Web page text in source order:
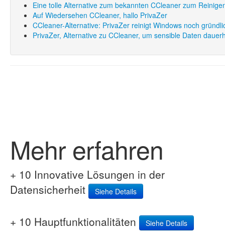
Eine tolle Alternative zum bekannten CCleaner zum
Auf Wiedersehen CCleaner, hallo PrivaZer
CCleaner-Alternative: PrivaZer reinigt Windows noch
PrivaZer, Alternative zu CCleaner, um sensible Daten
Mehr erfahren
+ 10 Innovative Lösungen in der
Datensicherheit
Siehe Details
+ 10 Hauptfunktionalitäten Siehe Details